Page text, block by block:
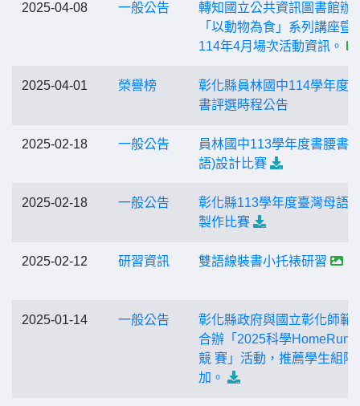
2025-04-08 一般公告
轉知國立公共資訊圖書館辦
「以動物為食」系列講座暨
114年4月場次活動資訊。
2025-04-01 榮譽榜
彰化縣員林國中114學年度
書評選時程公告
2025-02-18 一般公告
員林國中113學年度書腰書
語)設計比賽
2025-02-18 一般公告
彰化縣113學年度臺灣母語
製作比賽
2025-02-12 研習資訊 雙語線裝書小托裱研習
2025-01-14 一般公告
彰化縣政府與國立彰化師範
合辦「2025科學HomeRun
競 賽」活動，推薦學生組隊
加。